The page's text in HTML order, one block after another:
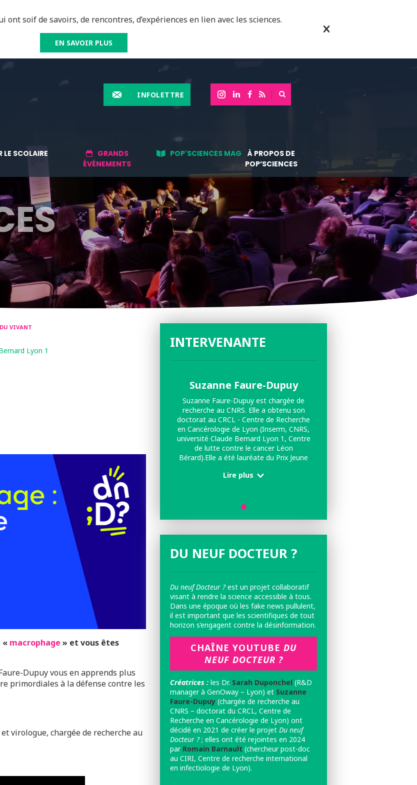
ont soif de savoirs, de rencontres, d’expériences en lien avec les sciences.
EN SAVOIR PLUS
INFOLETTRE
LE SCOLAIRE
GRANDS
ÉVÉNEMENTS
POP'SCIENCES MAG
À PROPOS DE
POP’SCIENCES
VIVANT
Lyon 1
« macrophage » et vous êtes
Dupuy vous en apprends plus
primordiales à la défense contre les
virologue, chargée de recherche au
INTERVENANTE
Suzanne Faure-Dupuy
Suzanne Faure-Dupuy est chargée de
recherche au CNRS. Elle a obtenu son
doctorat au CRCL - Centre de Recherche
en Cancérologie de Lyon (Inserm, CNRS,
université Claude Bernard Lyon 1, Centre
de lutte contre le cancer Léon
Bérard).Elle a été lauréate du Prix Jeune
la Science et a co-créé en 202 le projet «
Lire plus
DU NEUF DOCTEUR ?
Du neuf Docteur ?est un projet collaboratif
visant à rendre la science accessible à tous.
Dans une époque où les fake news pullulent,
il est important que les scientifiques de tout
horizon s’engagent contre la désinformation.
CHAÎNE YOUTUBE DU
NEUF DOCTEUR ?
Créatrices : les Dr. Sarah Duponchel (R&D
manager à GenOway – Lyon) et Suzanne
Faure-Dupuy (chargée de recherche au
CNRS – doctorat du CRCL, Centre de
Recherche en Cancérologie de Lyon) ont
décidé en 2021 de créer le projet Du neuf
Docteur ?; elles ont été rejointes en 2024
parRomain Barnault (chercheur post-doc
au CIRI, Centre de recherche international
en infectiologie de Lyon).